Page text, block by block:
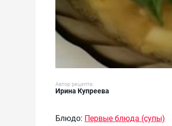
Автор рецепта:
Ирина Купреева
Блюдо: Первые блюда (супы)